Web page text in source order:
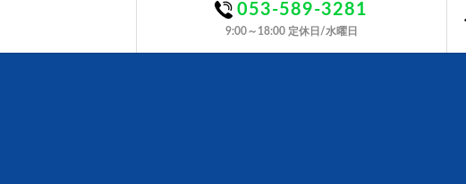
053-589-3281
9:00～18:00 定休日/水曜日